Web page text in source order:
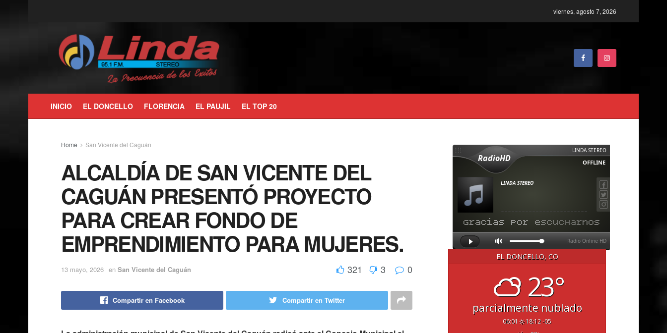
viernes, agosto 7, 2026
INICIO EL DONCELLO FLORENCIA EL PAUJIL EL TOP 20
Home San Vicente del Caguán
ALCALDÍA DE SAN VICENTE DEL
CAGUÁN PRESENTÓ PROYECTO
PARA CREAR FONDO DE
EMPRENDIMIENTO PARA MUJERES.
13 mayo, 2026 en San Vicente del Caguán 321 3 0
Compartir en Facebook Compartir en Twitter
EL DONCELLO, CO
23°
parcialmente nublado
06:01 18:12 -05